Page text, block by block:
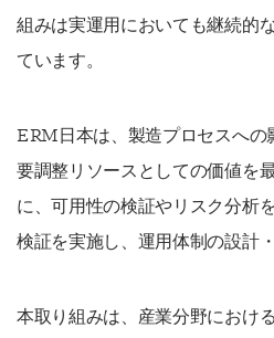
組みは実運用においても継続的
ています。
ERM日本は、製造プロセスへの
要調整リソースとしての価値を
に、可用性の検証やリスク分析
検証を実施し、運用体制の設計
本取り組みは、産業分野におけ